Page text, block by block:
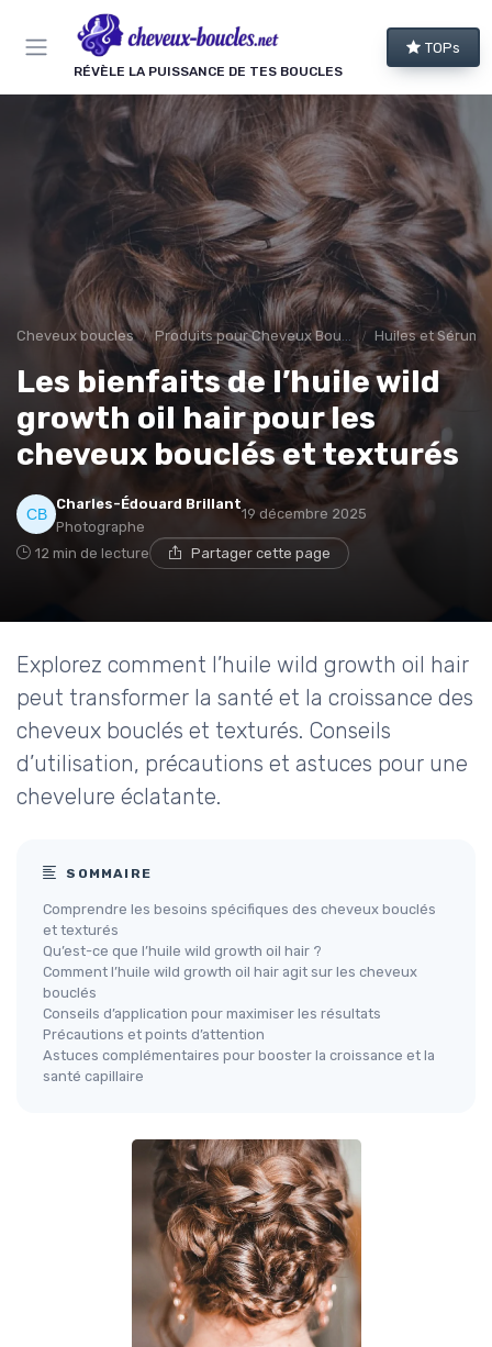
RÉVÈLE LA PUISSANCE DE TES BOUCLES
TOPs
Cheveux boucles Produits pour Cheveux Bouclés et Texturés Huiles et Sérums
Les bienfaits de l’huile wild
growth oil hair pour les
cheveux bouclés et texturés
Charles-Édouard Brillant
Photographe
19 décembre 2025
12 min de lecture Partager cette page
Explorez comment l’huile wild growth oil hair
peut transformer la santé et la croissance des
cheveux bouclés et texturés. Conseils
d’utilisation, précautions et astuces pour une
chevelure éclatante.
SOMMAIRE
Comprendre les besoins spécifiques des cheveux bouclés
et texturés
Qu’est-ce que l’huile wild growth oil hair ?
Comment l’huile wild growth oil hair agit sur les cheveux
bouclés
Conseils d’application pour maximiser les résultats
Précautions et points d’attention
Astuces complémentaires pour booster la croissance et la
santé capillaire
Panneau de gestion des cookies